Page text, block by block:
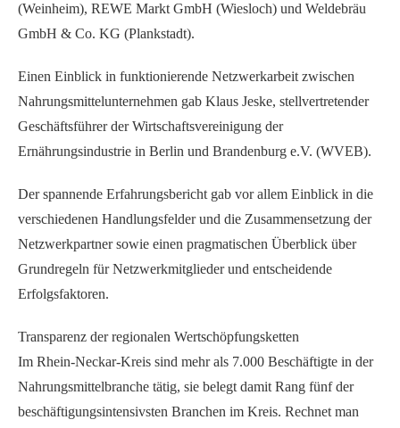
(Weinheim), REWE Markt GmbH (Wiesloch) und Weldebräu
GmbH & Co. KG (Plankstadt).
Einen Einblick in funktionierende Netzwerkarbeit zwischen
Nahrungsmittelunternehmen gab Klaus Jeske, stellvertretender
Geschäftsführer der Wirtschaftsvereinigung der
Ernährungsindustrie in Berlin und Brandenburg e.V. (WVEB).
Der spannende Erfahrungsbericht gab vor allem Einblick in die
verschiedenen Handlungsfelder und die Zusammensetzung der
Netzwerkpartner sowie einen pragmatischen Überblick über
Grundregeln für Netzwerkmitglieder und entscheidende
Erfolgsfaktoren.
Transparenz der regionalen Wertschöpfungsketten
Im Rhein-Neckar-Kreis sind mehr als 7.000 Beschäftigte in der
Nahrungsmittelbranche tätig, sie belegt damit Rang fünf der
beschäftigungsintensivsten Branchen im Kreis. Rechnet man